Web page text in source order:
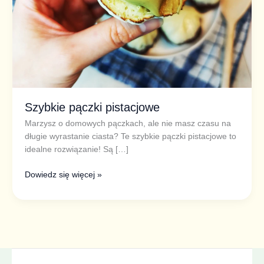
Szybkie pączki pistacjowe
Marzysz o domowych pączkach, ale nie masz czasu na
długie wyrastanie ciasta? Te szybkie pączki pistacjowe to
idealne rozwiązanie! Są […]
Dowiedz się więcej »